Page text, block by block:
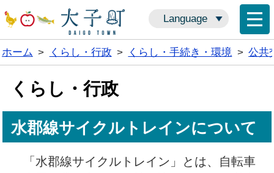
Language
ホーム > くらし・行政 > くらし・手続き・環境 > 公共
くらし・行政
水郡線サイクルトレインについて
「水郡線サイクルトレイン」とは、自転車